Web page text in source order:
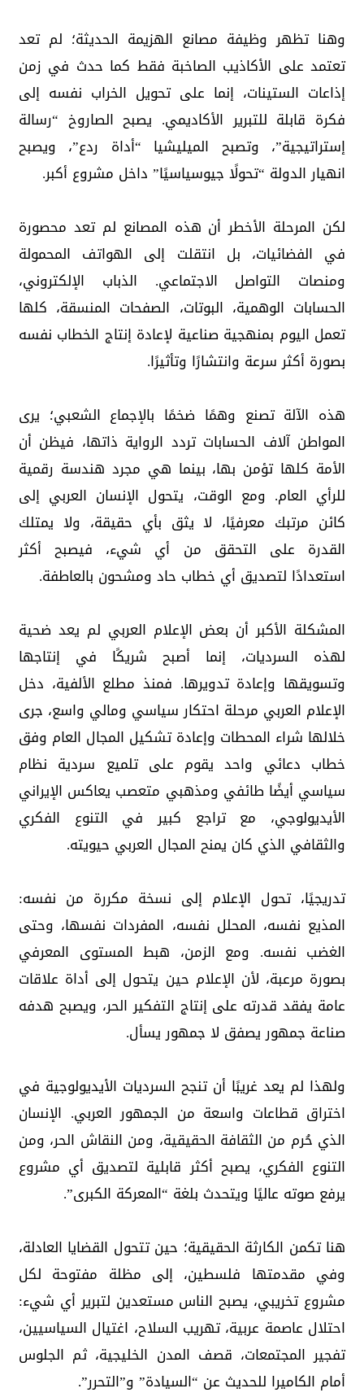
وهنا تظهر وظيفة مصانع الهزيمة الحديثة؛ لم تعد
تعتمد على الأكاذيب الصاخبة فقط كما حدث في زمن
إذاعات الستينات، إنما على تحويل الخراب نفسه إلى
فكرة قابلة للتبرير الأكاديمي. يصبح الصاروخ “رسالة
إستراتيجية”، وتصبح الميليشيا “أداة ردع”، ويصبح
انهيار الدولة “تحولًا جيوسياسيًا” داخل مشروع أكبر.
لكن المرحلة الأخطر أن هذه المصانع لم تعد محصورة
في الفضائيات، بل انتقلت إلى الهواتف المحمولة
ومنصات التواصل الاجتماعي. الذباب الإلكتروني،
الحسابات الوهمية، البوتات، الصفحات المنسقة، كلها
تعمل اليوم بمنهجية صناعية لإعادة إنتاج الخطاب نفسه
بصورة أكثر سرعة وانتشارًا وتأثيرًا.
هذه الآلة تصنع وهمًا ضخمًا بالإجماع الشعبي؛ يرى
المواطن آلاف الحسابات تردد الرواية ذاتها، فيظن أن
الأمة كلها تؤمن بها، بينما هي مجرد هندسة رقمية
للرأي العام. ومع الوقت، يتحول الإنسان العربي إلى
كائن مرتبك معرفيًا، لا يثق بأي حقيقة، ولا يمتلك
القدرة على التحقق من أي شيء، فيصبح أكثر
استعدادًا لتصديق أي خطاب حاد ومشحون بالعاطفة.
المشكلة الأكبر أن بعض الإعلام العربي لم يعد ضحية
لهذه السرديات، إنما أصبح شريكًا في إنتاجها
وتسويقها وإعادة تدويرها. فمنذ مطلع الألفية، دخل
الإعلام العربي مرحلة احتكار سياسي ومالي واسع، جرى
خلالها شراء المحطات وإعادة تشكيل المجال العام وفق
خطاب دعائي واحد يقوم على تلميع سردية نظام
سياسي أيضًا طائفي ومذهبي متعصب يعاكس الإيراني
الأيديولوجي، مع تراجع كبير في التنوع الفكري
والثقافي الذي كان يمنح المجال العربي حيويته.
تدريجيًا، تحول الإعلام إلى نسخة مكررة من نفسه:
المذيع نفسه، المحلل نفسه، المفردات نفسها، وحتى
الغضب نفسه. ومع الزمن، هبط المستوى المعرفي
بصورة مرعبة، لأن الإعلام حين يتحول إلى أداة علاقات
عامة يفقد قدرته على إنتاج التفكير الحر، ويصبح هدفه
صناعة جمهور يصفق لا جمهور يسأل.
ولهذا لم يعد غريبًا أن تنجح السرديات الأيديولوجية في
اختراق قطاعات واسعة من الجمهور العربي. الإنسان
الذي حُرم من الثقافة الحقيقية، ومن النقاش الحر، ومن
التنوع الفكري، يصبح أكثر قابلية لتصديق أي مشروع
يرفع صوته عاليًا ويتحدث بلغة “المعركة الكبرى”.
هنا تكمن الكارثة الحقيقية؛ حين تتحول القضايا العادلة،
وفي مقدمتها فلسطين، إلى مظلة مفتوحة لكل
مشروع تخريبي، يصبح الناس مستعدين لتبرير أي شيء:
احتلال عاصمة عربية، تهريب السلاح، اغتيال السياسيين،
تفجير المجتمعات، قصف المدن الخليجية، ثم الجلوس
أمام الكاميرا للحديث عن “السيادة” و”التحرر”.